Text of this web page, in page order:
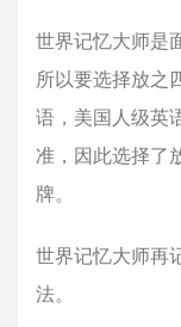
世界记忆大师是
所以要选择放之
语，美国人级英
准，因此选择了
牌。
世界记忆大师再
法。